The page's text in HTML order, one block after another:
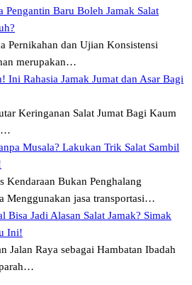
Pengantin Baru Boleh Jamak Salat
Pernikahan dan Ujian Konsistensi
merupakan…
Ini Rahasia Jamak Jumat dan Asar Bagi
Keringanan Salat Jumat Bagi Kaum
Musala? Lakukan Trik Salat Sambil
Kendaraan Bukan Penghalang
Menggunakan jasa transportasi…
Bisa Jadi Alasan Salat Jamak? Simak
Ini!
Jalan Raya sebagai Hambatan Ibadah